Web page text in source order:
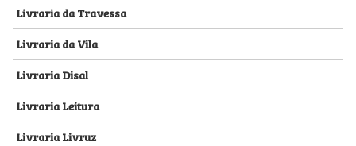
Livraria da Travessa
Livraria da Vila
Livraria Disal
Livraria Leitura
Livraria Livruz